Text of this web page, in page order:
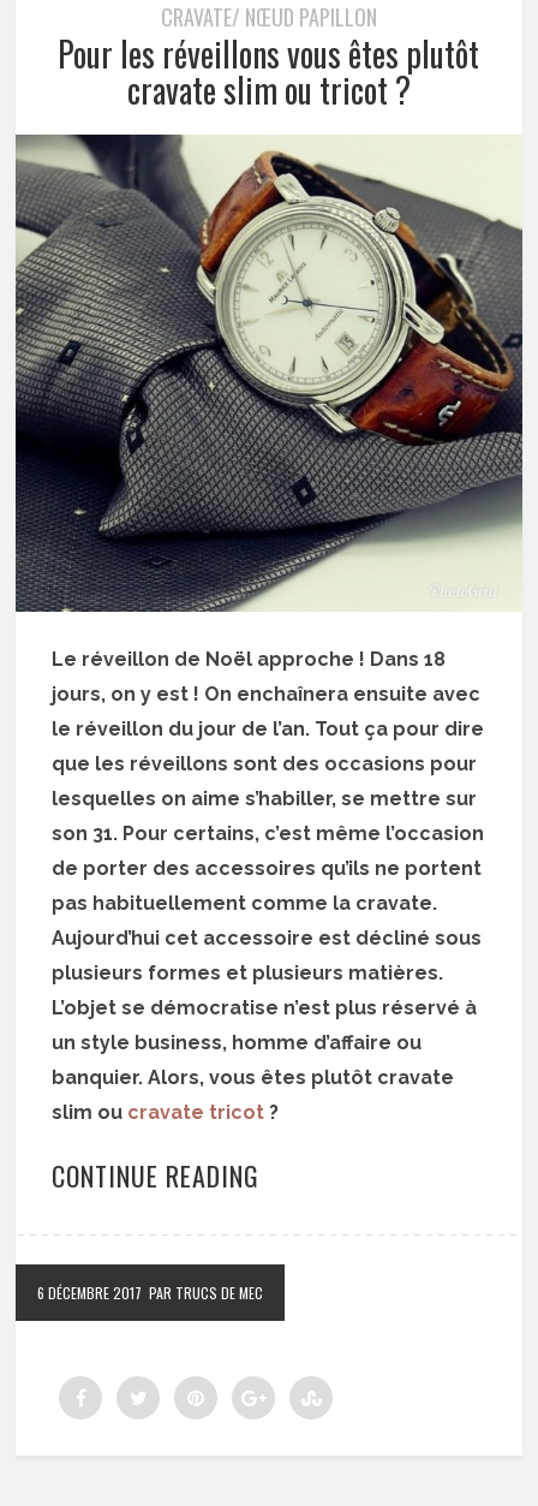
CRAVATE/ NŒUD PAPILLON
Pour les réveillons vous êtes plutôt
cravate slim ou tricot ?
Le réveillon de Noël approche ! Dans 18
jours, on y est ! On enchaînera ensuite avec
le réveillon du jour de l’an. Tout ça pour dire
que les réveillons sont des occasions pour
lesquelles on aime s’habiller, se mettre sur
son 31. Pour certains, c’est même l’occasion
de porter des accessoires qu’ils ne portent
pas habituellement comme la cravate.
Aujourd’hui cet accessoire est décliné sous
plusieurs formes et plusieurs matières.
L’objet se démocratise n’est plus réservé à
un style business, homme d’affaire ou
banquier. Alors, vous êtes plutôt cravate
slim ou cravate tricot?
CONTINUE READING
6 DÉCEMBRE 2017 PAR TRUCS DE MEC